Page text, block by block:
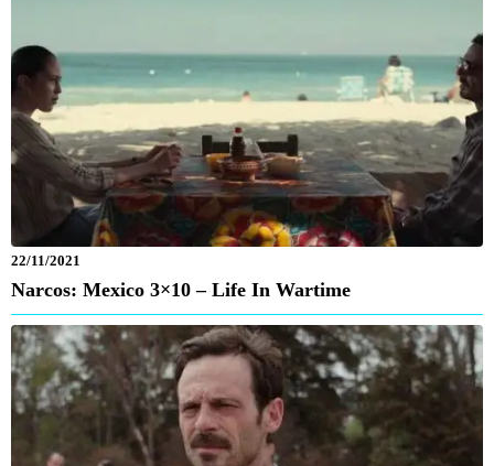
22/11/2021
Narcos: Mexico 3×10 – Life In Wartime